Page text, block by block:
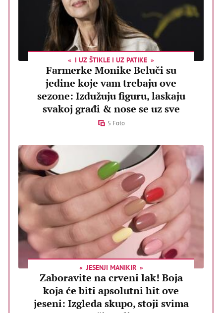
I UZ ŠTIKLE I UZ PATIKE
Farmerke Monike Beluči su
jedine koje vam trebaju ove
sezone: Izdužuju figuru, laskaju
svakoj građi & nose se uz sve
5 Foto
JESENJI MANIKIR
Zaboravite na crveni lak! Boja
koja će biti apsolutni hit ove
jeseni: Izgleda skupo, stoji svima